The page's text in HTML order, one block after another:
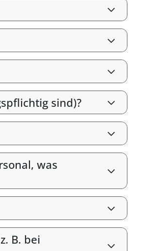
sind)?
was
B. bei